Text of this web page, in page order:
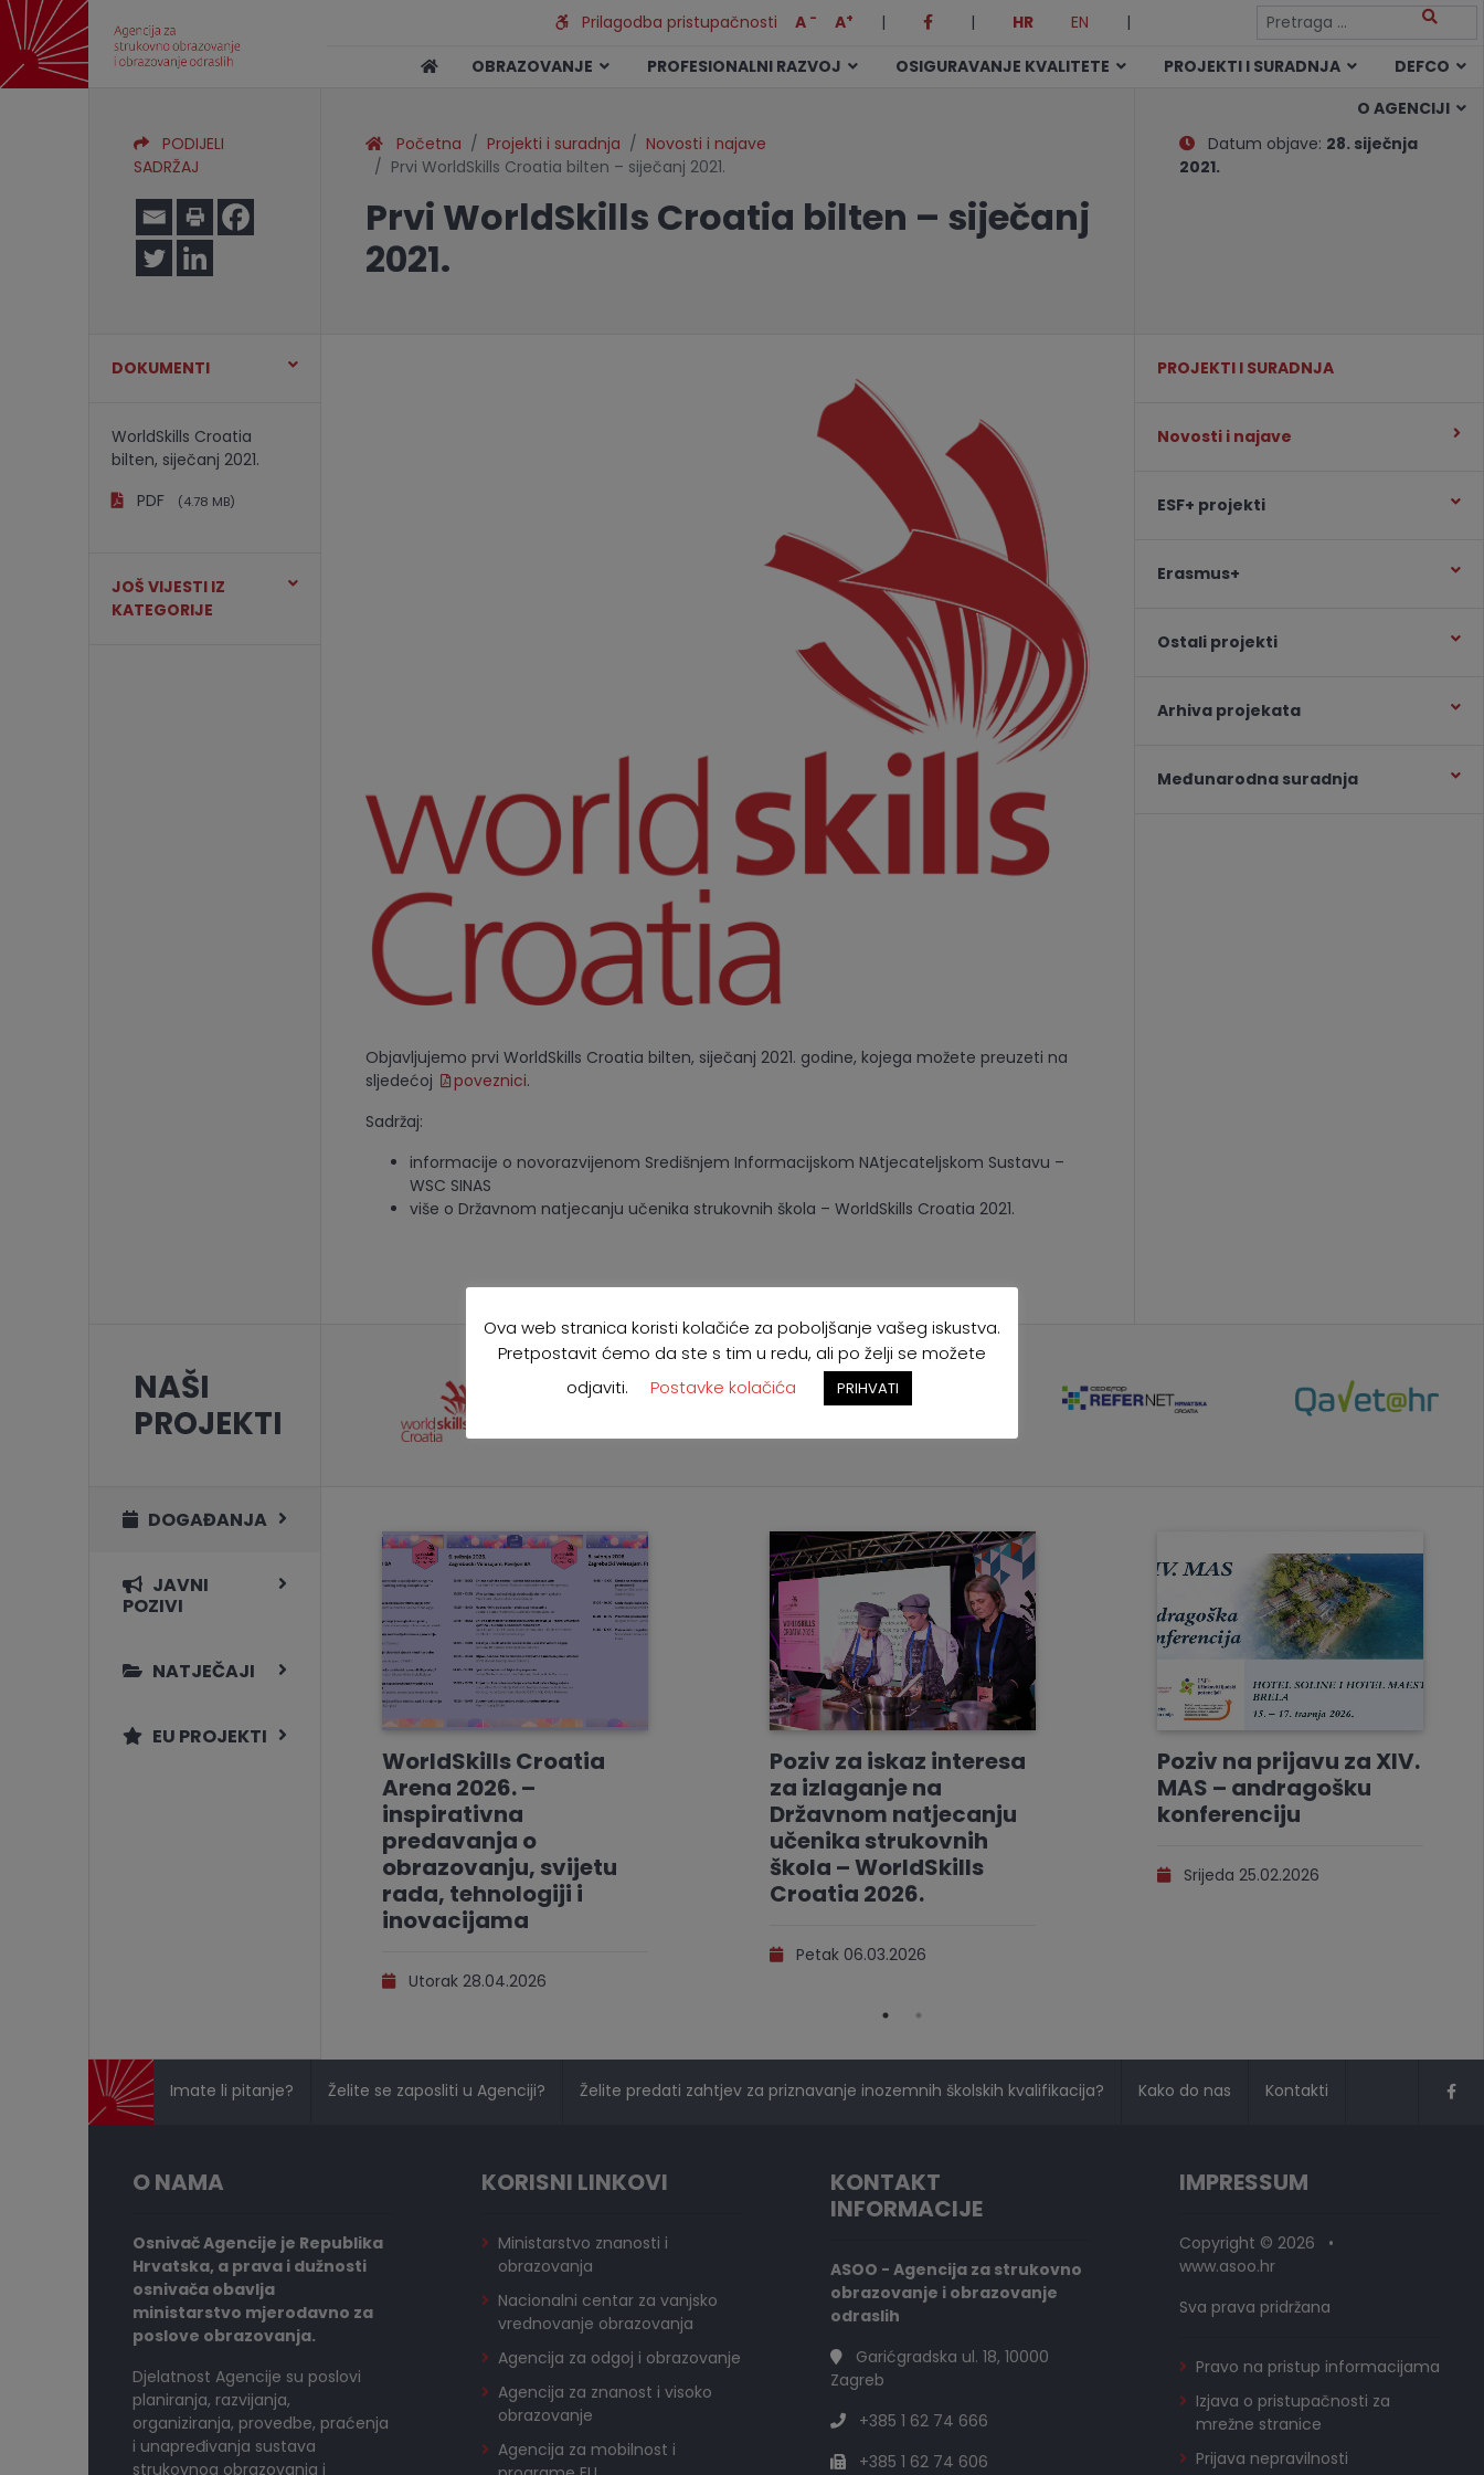
Prilagodba pristupačnosti A - A+ | | HR EN
|
OBRAZOVANJE
PROFESIONALNI RAZVOJ OSIGURAVANJE KVALITETE PROJEKTI I SURADNJA
DEFCO
O AGENCIJI
PODIJELI
SADRŽAJ
Početna Projekti i suradnja
Novosti i najave
Prvi WorldSkills Croatia bilten – siječanj 2021.
Prvi WorldSkills Croatia bilten – siječanj
2021.
Datum objave: 28. siječnja
2021.
DOKUMENTI
WorldSkills Croatia
bilten, siječanj 2021.
PDF
(4.78 MB)
JOŠ VIJESTI IZ
KATEGORIJE
Objavljujemo prvi WorldSkills Croatia bilten, siječanj 2021. godine, kojega možete preuzeti na
sljedećoj
poveznici.
Sadržaj:
informacije o novorazvijenom Središnjem Informacijskom NAtjecateljskom Sustavu –
WSC SINAS
više o Državnom natjecanju učenika strukovnih škola – WorldSkills Croatia 2021.
PROJEKTI I SURADNJA
Novosti i najave
ESF+ projekti
Erasmus+
Ostali projekti
Arhiva projekata
Međunarodna suradnja
NAŠI
PROJEKTI
DOGAĐANJA
JAVNI
POZIVI
NATJEČAJI
EU PROJEKTI
WorldSkills Croatia
Arena 2026. –
inspirativna
predavanja o
obrazovanju, svijetu
rada, tehnologiji i
inovacijama
Utorak 28.04.2026
Poziv za iskaz interesa
za izlaganje na
Državnom natjecanju
učenika strukovnih
škola – WorldSkills
Croatia 2026.
Petak 06.03.2026
Poziv na prijavu za XIV.
MAS – andragošku
konferenciju
Srijeda 25.02.2026
Imate li pitanje? Želite se zaposliti u Agenciji? Želite predati zahtjev za priznavanje inozemnih školskih kvalifikacija? Kako do nas Kontakti
O NAMA
Osnivač Agencije je Republika
Hrvatska, a prava i dužnosti
osnivača obavlja
ministarstvo mjerodavno za
poslove obrazovanja.
Djelatnost Agencije su poslovi
planiranja, razvijanja,
organiziranja, provedbe, praćenja
i unapređivanja sustava
strukovnog obrazovanja i
KORISNI LINKOVI
Ministarstvo znanosti i
obrazovanja
Nacionalni centar za vanjsko
vrednovanje obrazovanja
Agencija za odgoj i obrazovanje
Agencija za znanost i visoko
obrazovanje
Agencija za mobilnost i
KONTAKT
INFORMACIJE
ASOO - Agencija za strukovno
obrazovanje i obrazovanje
odraslih
Garićgradska ul. 18, 10000
Zagreb
+385 1 62 74 666
+385 1 62 74 606
IMPRESSUM
Copyright © 2026 •
www.asoo.hr
Sva prava pridržana
Pravo na pristup informacijama
Izjava o pristupačnosti za
mrežne stranice
Prijava nepravilnosti
Ova web stranica koristi kolačiće za poboljšanje vašeg iskustva.
Pretpostavit ćemo da ste s tim u redu, ali po želji se možete
odjaviti.
Postavke kolačića PRIHVATI